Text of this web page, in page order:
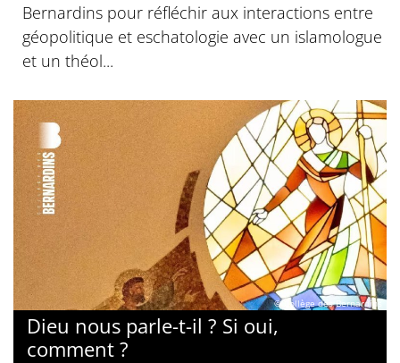
Bernardins pour réfléchir aux interactions entre
géopolitique et eschatologie avec un islamologue
et un théol...
© Collège des Bernardins
Dieu nous parle-t-il ? Si oui,
comment ?